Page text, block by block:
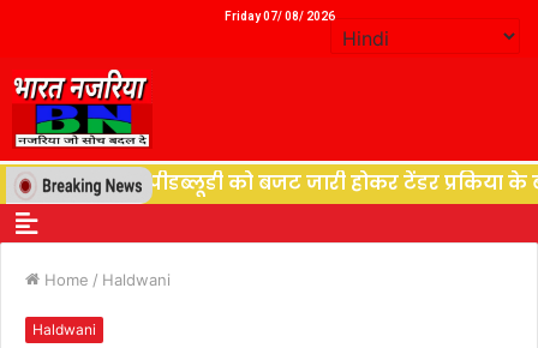
Friday 07/ 08/ 2026
विभाग पीडब्लूडी को बजट जारी होकर टेंडर प्रकिया के
Home / Haldwani
Haldwani